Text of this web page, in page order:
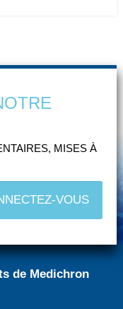
MISES À
de Medichron